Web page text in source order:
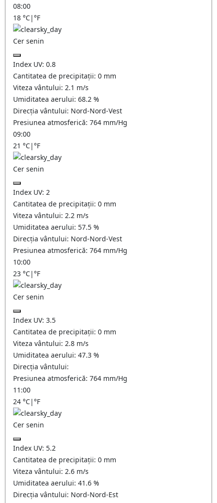
08:00
18 °C|°F
Cer senin
Index UV: 0.8
Cantitatea de precipitații: 0 mm
Viteza vântului: 2.1 m/s
Umiditatea aerului: 68.2 %
Direcția vântului: Nord-Nord-Vest
Presiunea atmosferică: 764 mm/Hg
09:00
21 °C|°F
Cer senin
Index UV: 2
Cantitatea de precipitații: 0 mm
Viteza vântului: 2.2 m/s
Umiditatea aerului: 57.5 %
Direcția vântului: Nord-Nord-Vest
Presiunea atmosferică: 764 mm/Hg
10:00
23 °C|°F
Cer senin
Index UV: 3.5
Cantitatea de precipitații: 0 mm
Viteza vântului: 2.8 m/s
Umiditatea aerului: 47.3 %
Direcția vântului:
Presiunea atmosferică: 764 mm/Hg
11:00
24 °C|°F
Cer senin
Index UV: 5.2
Cantitatea de precipitații: 0 mm
Viteza vântului: 2.6 m/s
Umiditatea aerului: 41.6 %
Direcția vântului: Nord-Nord-Est